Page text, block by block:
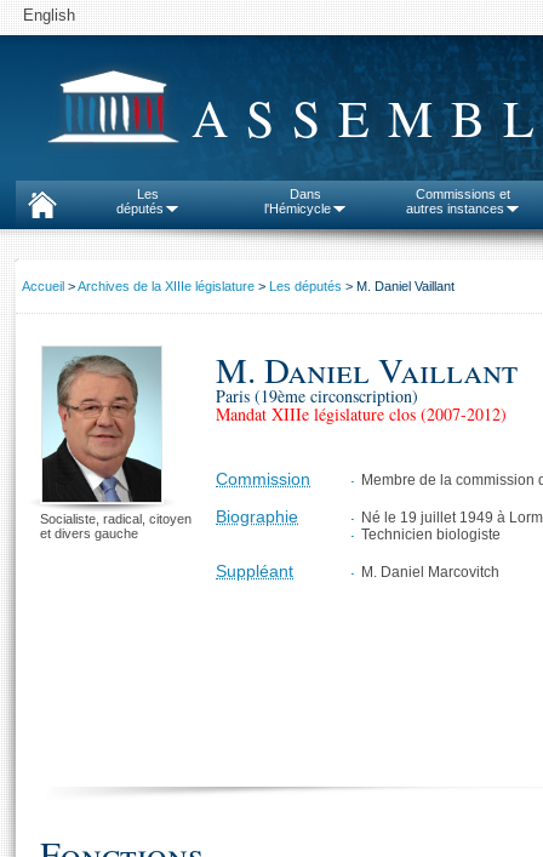
English
Les
députés
Dans
l'Hémicycle
Commissions et
autres instances
Accueil >Archives de la XIIIe législature > Les députés > M. Daniel Vaillant
M. Daniel Vaillant
Paris (19ème circonscription)
Mandat XIIIe législature clos (2007-2012)
Commission Membre de la commission
Biographie
Né le 19 juillet 1949 à
Technicien biologiste
Suppléant M. Daniel Marcovitch
Socialiste, radical, citoyen
et divers gauche